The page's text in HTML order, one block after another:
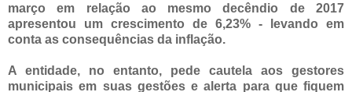
março em relação ao mesmo decêndio de 2017
apresentou um crescimento de 6,23% - levando em
conta as consequências da inflação.
A entidade, no entanto, pede cautela aos gestores
municipais em suas gestões e alerta para que fiquem